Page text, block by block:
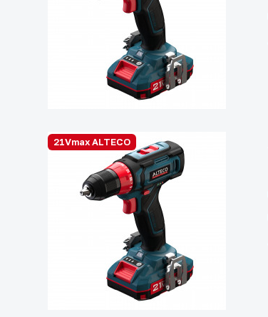
21Vmax ALTECO